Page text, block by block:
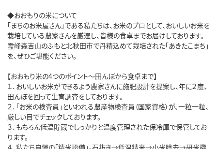
◆おおもりの米について
「まちのお米屋さん」である私たちは、お米のプロとして、おいしいお米を
栽培している農家さんを厳選し、皆様の食卓までお届けしております。
霊峰森吉山のふもと北秋田市で丹精込めて栽培された「あきたこまち」
を、ぜひご堪能ください。
【おおもり米の4つのポイント～田んぼから食卓まで】
１．おいしいお米ができるよう農家さんに施肥設計を提案し、年に２度、
田んぼを回って生育調査をしております。
２．「お米の検査員」といわれる農産物検査員（国家資格）が、一粒一粒、
厳しい目でチェックしております。
３．もちろん低温貯蔵でしっかりと温度管理された保冷庫で保管してお
ります。
４．私たち自慢の「精米設備」。石抜き→低温精米→小米除去→研米機